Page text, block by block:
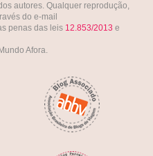
autores. Qualquer reprodução,
do e-mail
penas das leis 12.853/2013 e
Afora.